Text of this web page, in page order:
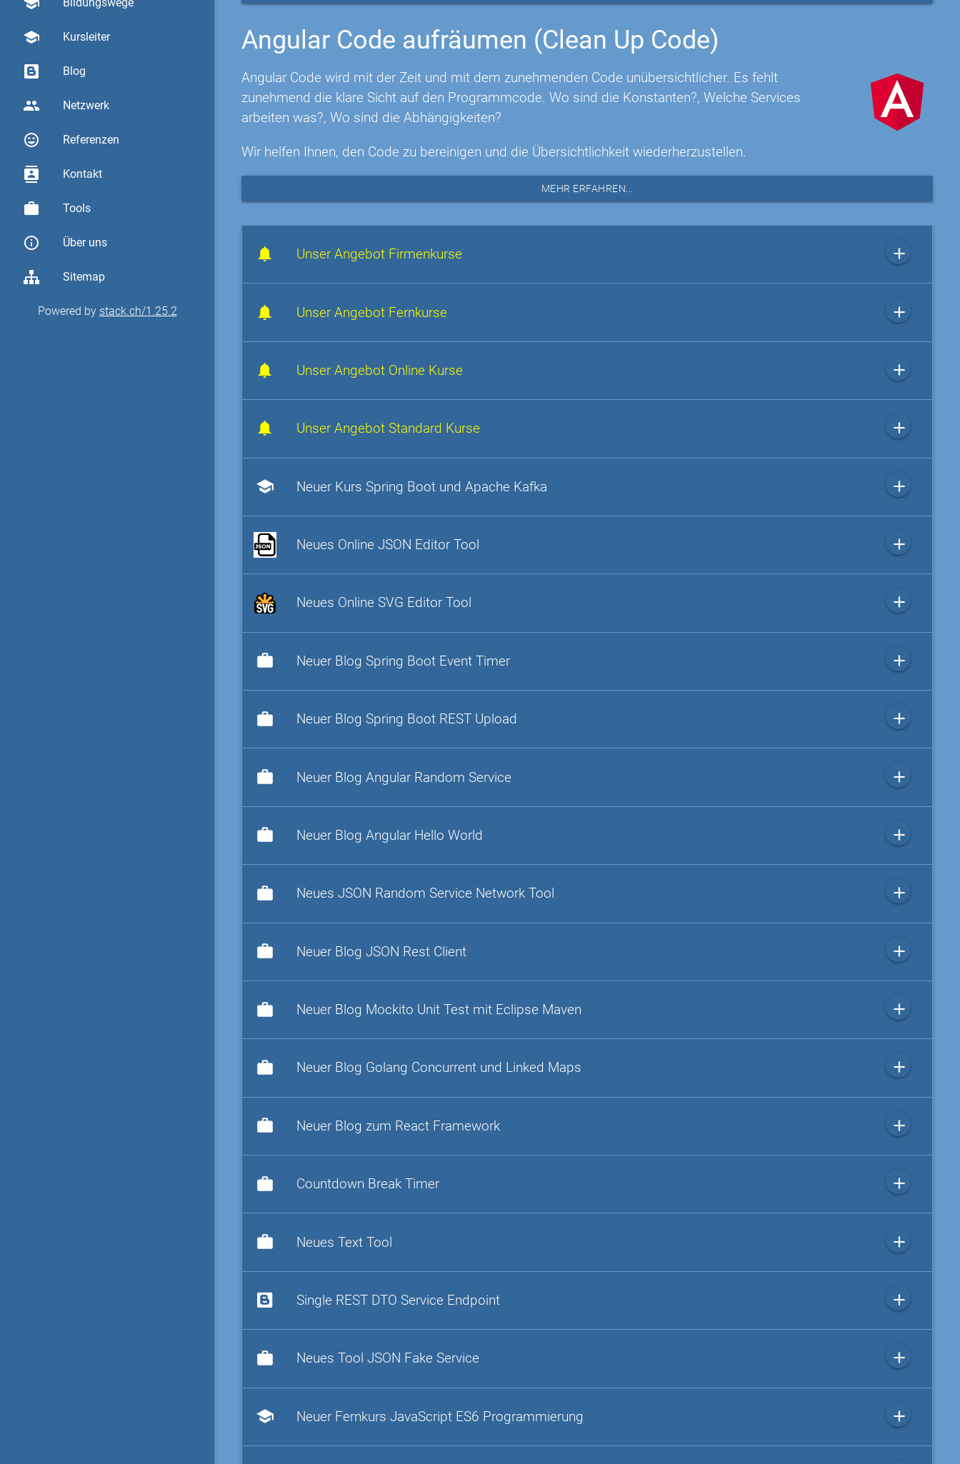
school Kursleiter
Blog
group Netzwerk
sentiment_very_satisfied Referenzen
contacts Kontakt
work Tools
info_outline Über uns
Sitemap
Powered by stack.ch/1.25.2
Angular Code aufräumen (Clean Up Code)
Angular Code wird mit der Zeit und mit dem zunehmenden Code unübersichtlicher. Es fehlt
zunehmend die klare Sicht auf den Programmcode. Wo sind die Konstanten?, Welche Services
arbeiten was?, Wo sind die Abhängigkeiten?
Wir helfen Ihnen, den Code zu bereinigen und die Übersichtlichkeit wiederherzustellen.
MEHR ERFAHREN...
Unser Angebot Firmenkurse add
Unser Angebot Fernkurse add
Unser Angebot Online Kurse add
Unser Angebot Standard Kurse add
school Neuer Kurs Spring Boot und Apache Kafka add
Neues Online JSON Editor Tool add
Neues Online SVG Editor Tool add
work Neuer Blog Spring Boot Event Timer add
work Neuer Blog Spring Boot REST Upload add
work Neuer Blog Angular Random Service add
work Neuer Blog Angular Hello World add
work Neues JSON Random Service Network Tool add
work Neuer Blog JSON Rest Client add
work Neuer Blog Mockito Unit Test mit Eclipse Maven add
work Neuer Blog Golang Concurrent und Linked Maps add
work Neuer Blog zum React Framework add
work Countdown Break Timer add
work Neues Text Tool add
Single REST DTO Service Endpoint add
work Neues Tool JSON Fake Service add
school Neuer Fernkurs JavaScript ES6 Programmierung add